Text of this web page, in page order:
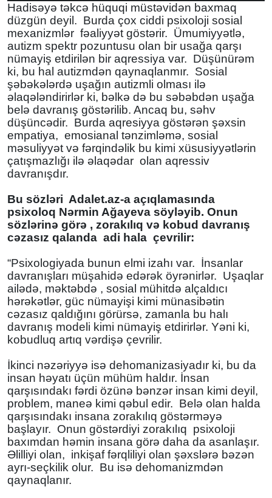
Hadisəyə təkcə hüquqi müstəvidən baxmaq
düzgün deyil. Burda çox ciddi psixoloji sosial
mexanizmlər fəaliyyət göstərir. Ümumiyyətlə,
autizm spektr pozuntusu olan bir usağa qarşı
nümayiş etdirilən bir aqressiya var. Düşünürəm
ki, bu hal autizmdən qaynaqlanmır. Sosial
şəbəkələrdə uşağın autizmli olması ilə
əlaqələndirirlər ki, bəlkə də bu səbəbdən uşağa
belə davranış göstərilib. Ancaq bu, səhv
düşüncədir. Burda aqresiyya göstərən şəxsin
empatiya, emosianal tənzimləmə, sosial
məsuliyyət və fərqindəlik bu kimi xüsusiyyətlərin
çatışmazlığı ilə əlaqədar olan aqressiv
davranışdır.
Bu sözləri Adalet.az-a açıqlamasında
psixoloq Nərmin Ağayeva söyləyib. Onun
sözlərinə görə , zorakılıq və kobud davranış
cəzasız qalanda adi hala çevrilir:
“Psixologiyada bunun elmi izahı var. İnsanlar
davranışları müşahidə edərək öyrənirlər. Uşaqlar
ailədə, məktəbdə , sosial mühitdə alçaldıcı
hərəkətlər, güc nümayişi kimi münasibətin
cəzasız qaldığını görürsə, zamanla bu halı
davranış modeli kimi nümayiş etdirirlər. Yəni ki,
kobudluq artıq vərdişə çevrilir.
İkinci nəzəriyyə isə dehomanizasiyadır ki, bu da
insan həyatı üçün mühüm haldır. İnsan
qarşısındakı fərdi özünə bənzər insan kimi deyil,
problem, maneə kimi qəbul edir. Belə olan halda
qarşısındakı insana zorakılıq göstərməyə
başlayır. Onun göstərdiyi zorakılıq psixoloji
baxımdan həmin insana görə daha da asanlaşır.
Əlilliyi olan, inkişaf fərqliliyi olan şəxslərə bəzən
ayrı-seçkilik olur. Bu isə dehomanizmdən
qaynaqlanır.